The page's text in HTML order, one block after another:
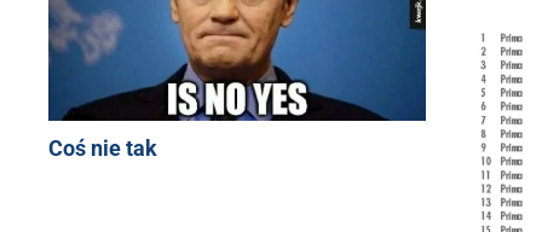
Coś nie tak